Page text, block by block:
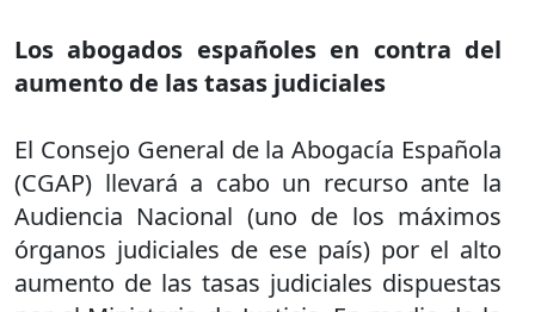
Los abogados españoles en contra del
aumento de las tasas judiciales
El Consejo General de la Abogacía Española
(CGAP) llevará a cabo un recurso ante la
Audiencia Nacional (uno de los máximos
órganos judiciales de ese país) por el alto
aumento de las tasas judiciales dispuestas